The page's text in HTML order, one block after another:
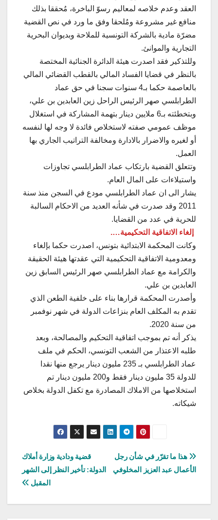
العقد وعدم خلاصه لمعاليم رسوّ الباخرة، مُحققا بذلك
منافع غير مشروعة ومُلحقا وفق ما ورد في نص القضية
مضرّة مادية بالشركة التونسية للملاحة وبديوان البحرية
التجارية والموانئ.
وللتذكير فقد اصدرت هيئة الدائرة الجنائية المختصة
بالنظر في قضايا الفساد المالي بالقطب القضائي المالي
بالعاصمة حكما بـ4 سنوات سجنا في حق عماد
الطرابلسي صهر الرئيس الراحل زين العابدين بن علي،
وبتخطئته بـ6 ملايين دينار بتهمة المشاركة في استغلال
موظف عمومي صفته لاستخلاص فائدة لا وجه لها لنفسه
أو لغيره والاضرار بالادارة ومخالفة التراتيب الجاري بها
العمل.
وتتعلق القضية بارتكاب عماد الطرابلسي تجاوزات
واستيلاءات على المال العام.
يشار الى ان عماد الطرابلسي مودع في السجن منذ سنة
2011 وقد صدرت في شأنه العديد من الاحكام السالبة
للحرية في عدد من القضايا.
إلغاء الاتفاقية التحكيمية….
وكانت المحكمة الابتدائية بتونس، اصدرت حكما بإلغاء
ومعدومية الاتفاقية التحكيمية التي عقدتها هيئة الحقيقة
والكرامة مع عماد الطرابلسي صهر الرئيس السابق زين
العابدين بن علي.
وأصدرت المحكمة قرارها بناء على خلفية الطعن الذي
تقدم به المكلف العام بنزاعات الدولة في شهر نوفمبر
من سنة 2020.
يذكر أنه تم بموجب اتفاقية التحكيم والمصالحة، وبعد
طلبه الاعتذار من الشعب التونسي، الحكم في ملف
عماد الطرابلسي بـ 235 مليون دينار يرجع منها نقدا
للدولة 35 مليون دينار فقط و200 مليون دينار تم
استخلاصها من الاملاك المصادرة مع تكفل الدولة بخلاص
شيكاته.
تصفّح
المقالات
قضية ودادية وزارة أملاك
الدولة: تأخير النظر إلى الشهر
المقبل
هذا ما تقرّر في شأن رجل
الأعمال عبد العزيز المخلوفي